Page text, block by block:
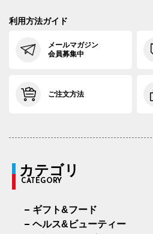
利用方法ガイド
メールマガジン
会員募集中
ご注文方法
カテゴリ
CATEGORY
ギフト&フード
ヘルス&ビューティー